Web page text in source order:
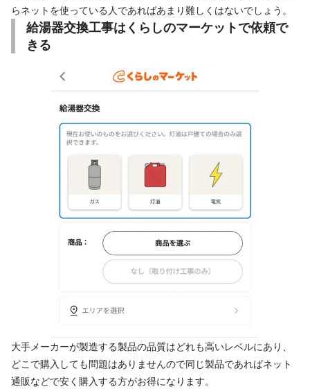
らネットを使っている人であればあまり難しくはないでしょう。
給湯器交換工事はくらしのマーケットで依頼で
きる
大手メーカーが製造する製品の品質はどれも高いレベルにあり、
どこで購入しても問題はありませんので同じ製品であればネット
通販などで安く購入する方がお得になります。